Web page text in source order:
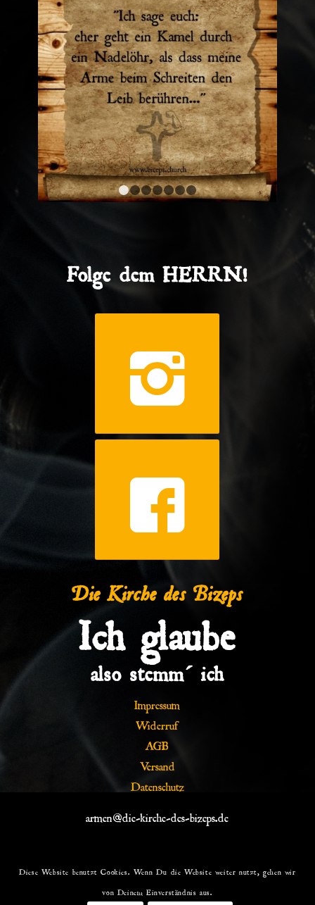
1 2 3 4 5 6 7
Folge dem HERRN!
Die Kirche des Bizeps
Ich glaube
also stemm´ ich
Impressum
Widerruf
AGB
Versand
Datenschutz
armen@die-kirche-des-bizeps.de
Diese Website benutzt Cookies. Wenn Du die Website weiter nutzt, gehen wir
von Deinem Einverständnis aus.